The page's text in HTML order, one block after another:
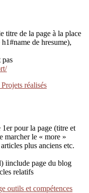
titre de la page à la place
de hresume),
pas
réalisés
pour la page (titre et
marcher le « more »
plus anciens etc.
iinclude page du blog
relatifs
outils et compétences